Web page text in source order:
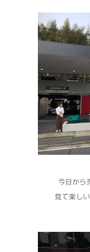
今日から
見て楽し